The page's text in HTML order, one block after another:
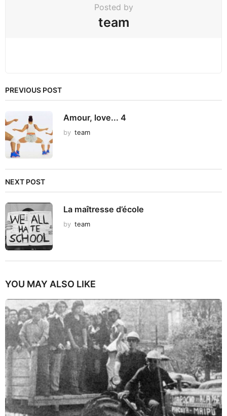
Posted by
team
PREVIOUS POST
Amour, love... 4
by team
NEXT POST
La maîtresse d’école
by team
YOU MAY ALSO LIKE